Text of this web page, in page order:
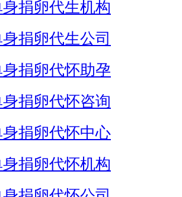
捐卵代生机构
捐卵代生公司
捐卵代怀助孕
捐卵代怀咨询
捐卵代怀中心
捐卵代怀机构